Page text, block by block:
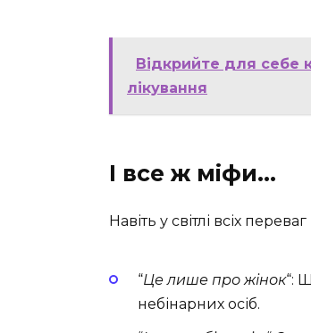
Відкрийте для себе
лікування
І все ж міфи…
Навіть у світлі всіх
“Це лише про жінок“:
небінарних осіб.